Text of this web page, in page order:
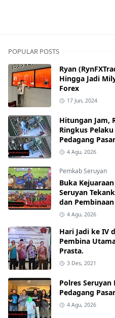
POPULAR POSTS
Ryan
Hingga Jadi
Forex
17 Jun, 2024
Hitungan Jam,
Ringkus
Pedagang
4 Agu, 2026
Pemkab Seruyan
Buka
Seruyan
dan
4 Agu, 2026
Hari Jadi ke IV
Pembina
Prasta.
3 Des, 2021
Polres
Pedagang
4 Agu, 2026